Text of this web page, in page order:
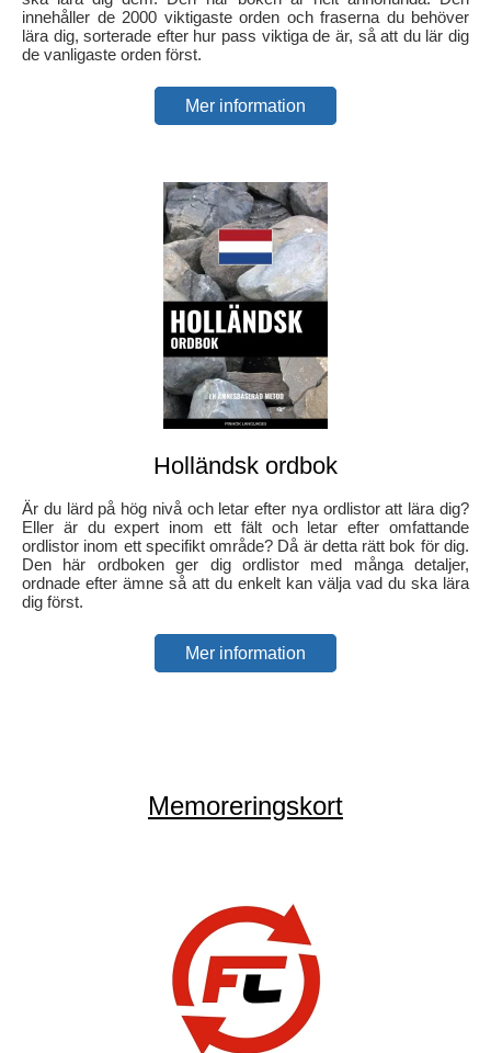
innehåller de 2000 viktigaste orden och fraserna du behöver
lära dig, sorterade efter hur pass viktiga de är, så att du lär dig
de vanligaste orden först.
Mer information
Holländsk ordbok
Är du lärd på hög nivå och letar efter nya ordlistor att lära dig?
Eller är du expert inom ett fält och letar efter omfattande
ordlistor inom ett specifikt område? Då är detta rätt bok för dig.
Den här ordboken ger dig ordlistor med många detaljer,
ordnade efter ämne så att du enkelt kan välja vad du ska lära
dig först.
Mer information
Memoreringskort